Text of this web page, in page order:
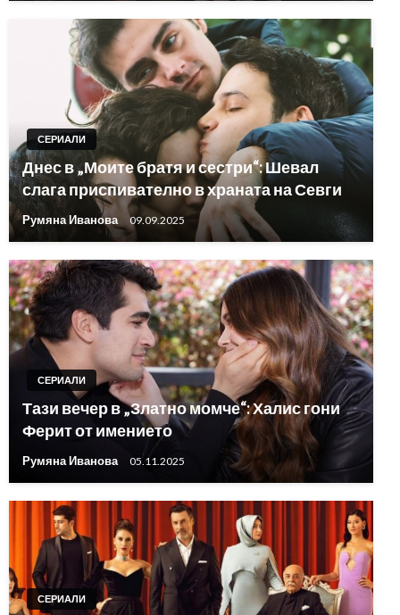
СЕРИАЛИ
Днес в „Моите братя и сестри“: Шевал
слага приспивателно в храната на Севги
Румяна Иванова 09.09.2025
СЕРИАЛИ
Тази вечер в „Златно момче“: Халис гони
Ферит от имението
Румяна Иванова 05.11.2025
СЕРИАЛИ